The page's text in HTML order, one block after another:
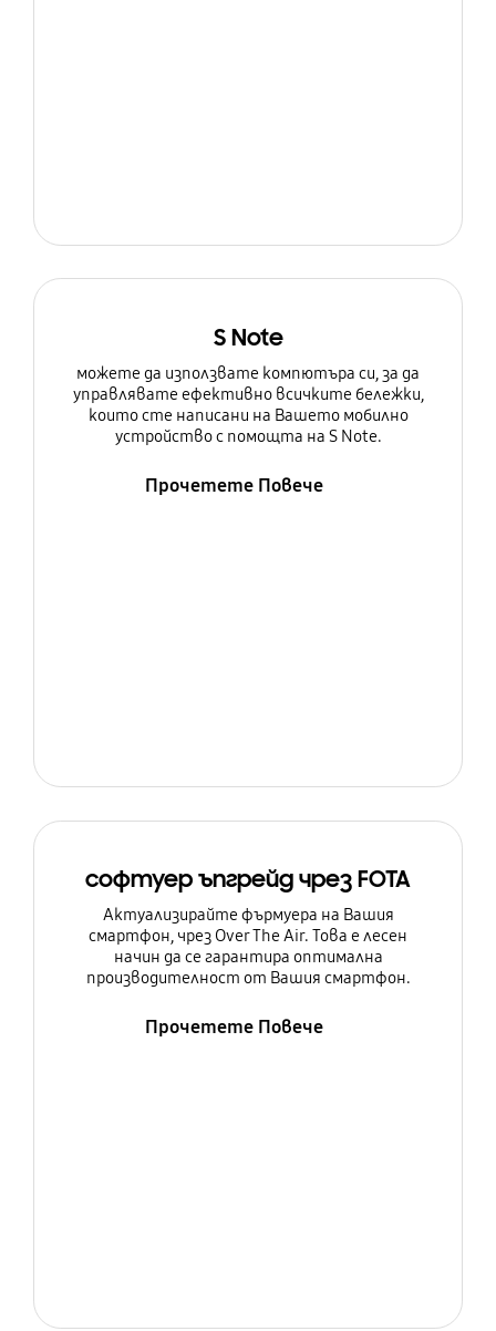
S Note
можете да използвате компютъра си, за да
управлявате ефективно всичките бележки,
които сте написани на Вашето мобилно
устройство с помощта на S Note.
Прочетете Повече
софтуер ъпгрейд чрез FOTA
Актуализирайте фърмуера на Вашия
смартфон, чрез Over The Air. Това е лесен
начин да се гарантира оптимална
производителност от Вашия смартфон.
Прочетете Повече